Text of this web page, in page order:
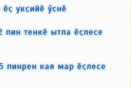
укҫийӗ ӳснӗ
пин тенкӗ ытла ӗҫлесе
пинрен кая мар ӗҫлесе